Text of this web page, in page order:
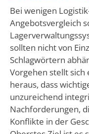
Bei wenigen
Angebotsvergleich
sollten nicht von
Schlagwörtern
Vorgehen stellt
heraus, dass
unzureichend
Nachforderungen,
Konflikte in der